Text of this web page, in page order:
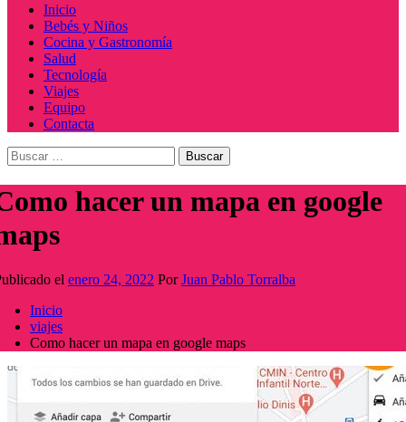
Menú
principal
Inicio
Bebés y Niños
Cocina y Gastronomía
Salud
Tecnología
Viajes
Equipo
Contacta
Buscar:
hacer un mapa en google
el enero 24, 2022 PorJuan Pablo Torralba
Inicio
viajes
Como hacer un mapa en google maps